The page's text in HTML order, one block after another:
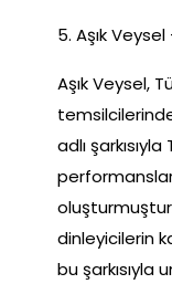
5. Aşık
Aşık Veysel,
adlı
dinleyicilerin
bu şarkısıyla